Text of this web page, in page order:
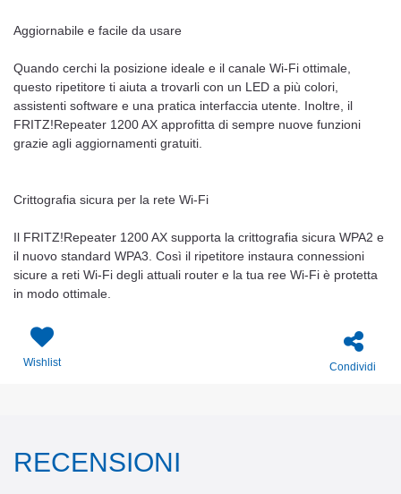
Aggiornabile e facile da usare
Quando cerchi la posizione ideale e il canale Wi-Fi ottimale,
questo ripetitore ti aiuta a trovarli con un LED a più colori,
assistenti software e una pratica interfaccia utente. Inoltre, il
FRITZ!Repeater 1200 AX approfitta di sempre nuove funzioni
grazie agli aggiornamenti gratuiti.
Crittografia sicura per la rete Wi-Fi
Il FRITZ!Repeater 1200 AX supporta la crittografia sicura WPA2 e
il nuovo standard WPA3. Così il ripetitore instaura connessioni
sicure a reti Wi-Fi degli attuali router e la tua ree Wi-Fi è protetta
in modo ottimale.
Wishlist Condividi
RECENSIONI